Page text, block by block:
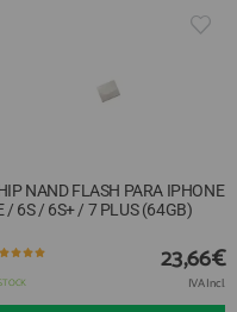
NAND FLASH PARA IPHONE
/ 6S / 6S+ / 7 PLUS (64GB)
23,66€
IVA Incl.